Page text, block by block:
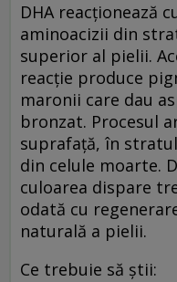
DHA reacționează
aminoacizii din
superior al pielii.
reacție produce
maronii care dau
bronzat. Procesul
suprafață, în
din celule moarte.
culoarea dispare
odată cu
naturală a pielii.
Ce trebuie să știi: